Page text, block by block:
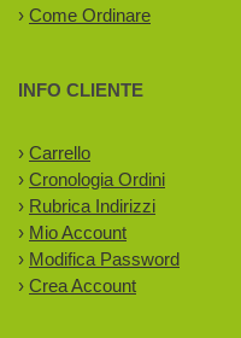
› Come Ordinare
INFO CLIENTE
› Carrello
› Cronologia Ordini
› Rubrica Indirizzi
› Mio Account
› Modifica Password
› Crea Account